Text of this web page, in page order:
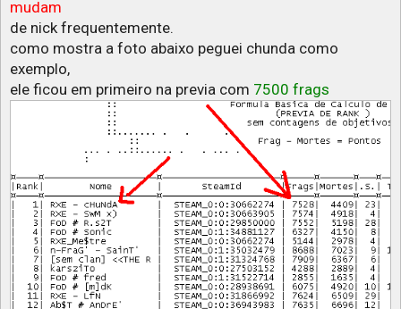
mudam
de nick frequentemente.
como mostra a foto abaixo peguei chunda como
exemplo,
ele ficou em primeiro na previa com 7500 frags